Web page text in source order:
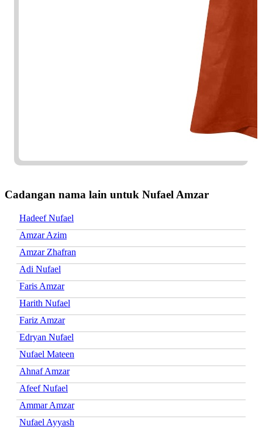
Cadangan nama lain untuk Nufael Amzar
Hadeef Nufael
Amzar Azim
Amzar Zhafran
Adi Nufael
Faris Amzar
Harith Nufael
Fariz Amzar
Edryan Nufael
Nufael Mateen
Ahnaf Amzar
Afeef Nufael
Ammar Amzar
Nufael Ayyash